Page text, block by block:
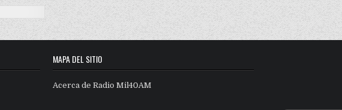
MAPA DEL SITIO
Acerca de Radio Mil40AM